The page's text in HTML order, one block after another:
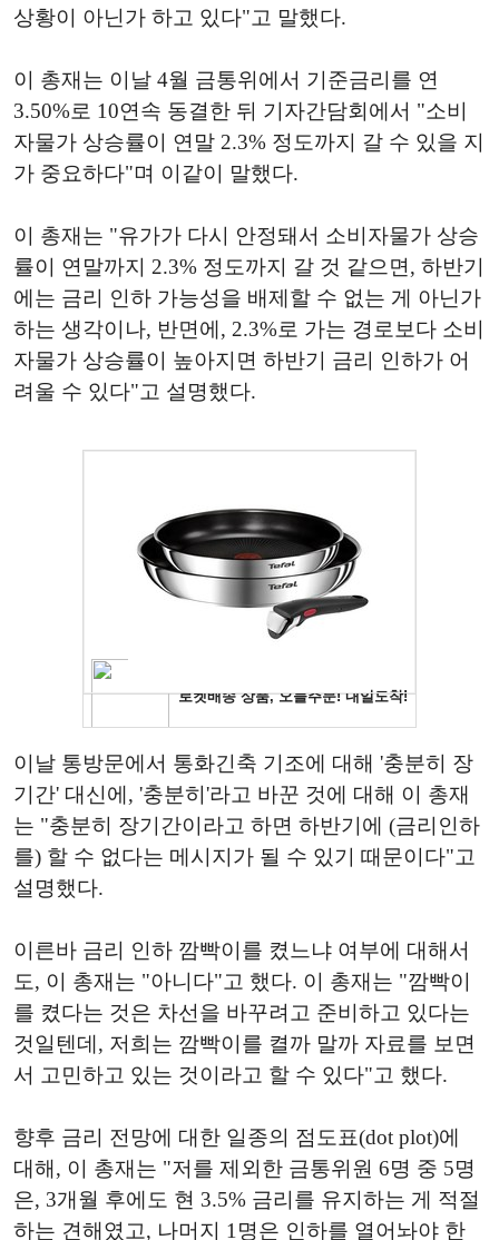
상황이 아닌가 하고 있다"고 말했다.
이 총재는 이날 4월 금통위에서 기준금리를 연
3.50%로 10연속 동결한 뒤 기자간담회에서 "소비
자물가 상승률이 연말 2.3% 정도까지 갈 수 있을 지
가 중요하다"며 이같이 말했다.
이 총재는 "유가가 다시 안정돼서 소비자물가 상승
률이 연말까지 2.3% 정도까지 갈 것 같으면, 하반기
에는 금리 인하 가능성을 배제할 수 없는 게 아닌가
하는 생각이나, 반면에, 2.3%로 가는 경로보다 소비
자물가 상승률이 높아지면 하반기 금리 인하가 어
려울 수 있다"고 설명했다.
이날 통방문에서 통화긴축 기조에 대해 '충분히 장
기간' 대신에, '충분히'라고 바꾼 것에 대해 이 총재
는 "충분히 장기간이라고 하면 하반기에 (금리인하
를) 할 수 없다는 메시지가 될 수 있기 때문이다"고
설명했다.
이른바 금리 인하 깜빡이를 켰느냐 여부에 대해서
도, 이 총재는 "아니다"고 했다. 이 총재는 "깜빡이
를 켰다는 것은 차선을 바꾸려고 준비하고 있다는
것일텐데, 저희는 깜빡이를 켤까 말까 자료를 보면
서 고민하고 있는 것이라고 할 수 있다"고 했다.
향후 금리 전망에 대한 일종의 점도표(dot plot)에
대해, 이 총재는 "저를 제외한 금통위원 6명 중 5명
은, 3개월 후에도 현 3.5% 금리를 유지하는 게 적절
하는 견해였고, 나머지 1명은 인하를 열어놔야 한